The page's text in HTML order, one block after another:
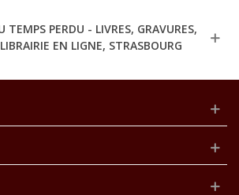
TEMPS PERDU - LIVRES, GRAVURES,
EN LIGNE, STRASBOURG